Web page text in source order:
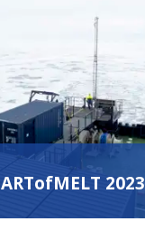
ARTofMELT 2023